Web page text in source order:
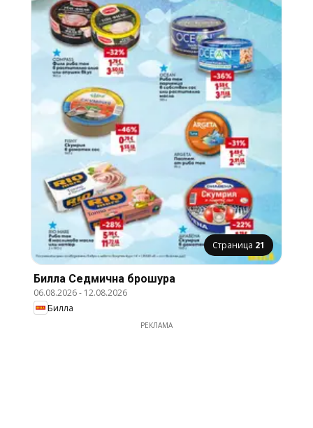
Страница 21
Билла Cедмична брошура
06.08.2026- 12.08.2026
Билла
РЕКЛАМА